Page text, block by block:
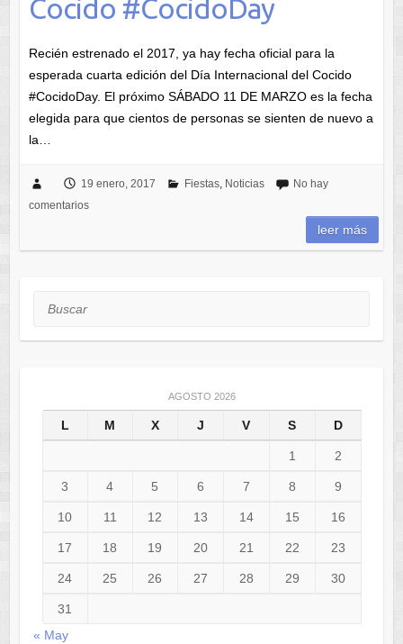
Cocido #CocidoDay
Recién estrenado el 2017, ya hay fecha oficial para la
esperada cuarta edición del Día Internacional del Cocido
#CocidoDay. El próximo SÁBADO 11 DE MARZO es la fecha
elegida para que cientos de personas se sienten de nuevo a
la…
19 enero, 2017 Fiestas, Noticias
No hay
comentarios
leer más
Buscar
AGOSTO 2026
L M X J V S D
1 2
3 4 5 6 7 8 9
10 11 12 13 14 15 16
17 18 19 20 21 22 23
24 25 26 27 28 29 30
31
« May